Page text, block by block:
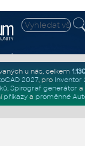
u nás, celkem
2027, pro Inventor
, Spirograf generátor a
příkazya proměnné